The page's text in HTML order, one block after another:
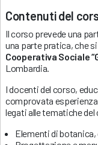
Contenuti del
Il corso prevede una
una parte pratica, che
Cooperativa Sociale
Lombardia.
I docenti del corso,
comprovata
legati alle tematiche
Elementi di